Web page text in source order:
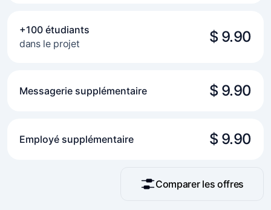
Comparer les offres
+100 étudiants
dans le projet
$ 9.90
Messagerie supplémentaire $ 9.90
Employé supplémentaire $ 9.90